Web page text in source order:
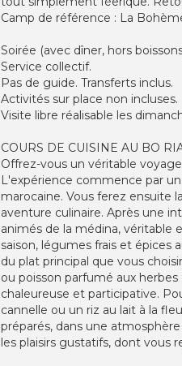
Camp de référence : La
Soirée (avec dîner, hors
Service collectif.
Pas de guide. Transferts inclus.
Activités sur place non incluses.
Visite libre réalisable les
COURS DE CUISINE AU BO
Offrez-vous un véritable
L'expérience commence par
marocaine. Vous ferez ensuite
aventure culinaire. Après une
animés de la médina, véritable
saison, légumes frais et épices
du plat principal que vous
ou poisson parfumé aux
chaleureuse et participative.
cannelle ou un riz au lait à la
préparés, dans une
les plaisirs gustatifs, dont vous